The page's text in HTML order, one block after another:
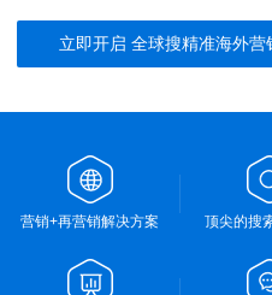
立即开启 全球搜精准海外
营销+再营销解决方案 顶尖的搜